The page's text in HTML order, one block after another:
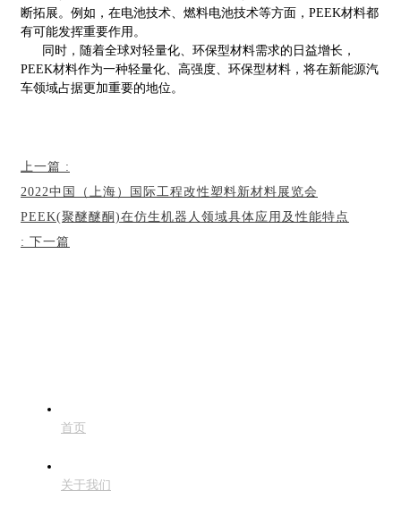
断拓展。例如，在电池技术、燃料电池技术等方面，PEEK材料都
有可能发挥重要作用。
同时，随着全球对轻量化、环保型材料需求的日益增长，
PEEK材料作为一种轻量化、高强度、环保型材料，将在新能源汽
车领域占据更加重要的地位。
上一篇 :
2022中国（上海）国际工程改性塑料新材料展览会
PEEK(聚醚醚酮)在仿生机器人领域具体应用及性能特点
: 下一篇
首页
关于我们